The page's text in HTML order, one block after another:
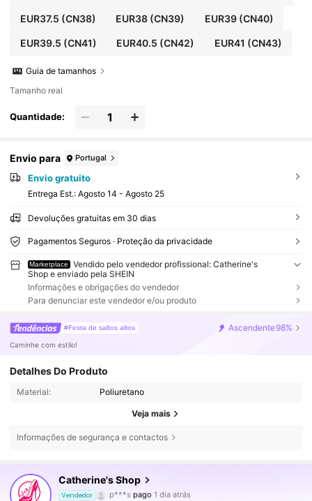
EUR37.5 (CN38) EUR38 (CN39) EUR39(CN40)
EUR39.5 (CN41) EUR40.5 (CN42) EUR41 (CN43)
Guia de tamanhos
Tamanho real
Quantidade:
Envio para Portugal
Envio gratuito
Entrega Est.: Agosto 14 - Agosto 25
Devoluções gratuitas em 30 dias
Pagamentos Seguros · Proteção da privacidade
Marketplace
Vendido pelo vendedor profissional: Catherine's
Shop e enviado pela SHEIN
Informações e obrigações do vendedor
Para denunciar este vendedor e/ou produto
#Festa de saltos altos Ascendente98%
Caminhe com estilo!
Detalhes Do Produto
Material: Poliuretano
Veja mais
Informações de segurança e contactos
Catherine's Shop
Vendedor
4,84 39K Seguidores
4,84
39K Seguidores
p***s pago 1 dia atrás